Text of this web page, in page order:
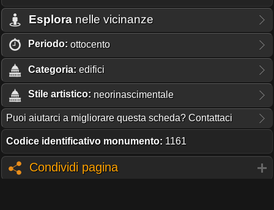
Esplora nelle vicinanze
Periodo: ottocento
Categoria: edifici
Stile artistico: neorinascimentale
Puoi aiutarci a migliorare questa scheda? Contattaci
Codice identificativo monumento: 1161
Condividi pagina